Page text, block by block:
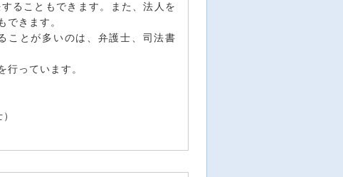
ることもできます。また、法人を
できます。
ことが多いのは、弁護士、司法書
行っています。